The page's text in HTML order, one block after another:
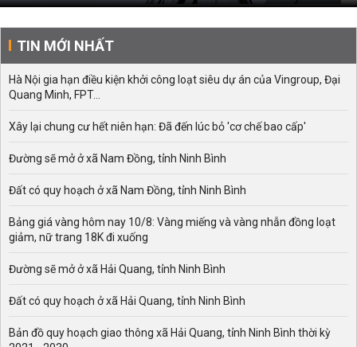
TIN MỚI NHẤT
Hà Nội gia hạn điều kiện khởi công loạt siêu dự án của Vingroup, Đại
Quang Minh, FPT...
Xây lại chung cư hết niên hạn: Đã đến lúc bỏ 'cơ chế bao cấp'
Đường sẽ mở ở xã Nam Đồng, tỉnh Ninh Bình
Đất có quy hoạch ở xã Nam Đồng, tỉnh Ninh Bình
Bảng giá vàng hôm nay 10/8: Vàng miếng và vàng nhẫn đồng loạt
giảm, nữ trang 18K đi xuống
Đường sẽ mở ở xã Hải Quang, tỉnh Ninh Bình
Đất có quy hoạch ở xã Hải Quang, tỉnh Ninh Bình
Bản đồ quy hoạch giao thông xã Hải Quang, tỉnh Ninh Bình thời kỳ